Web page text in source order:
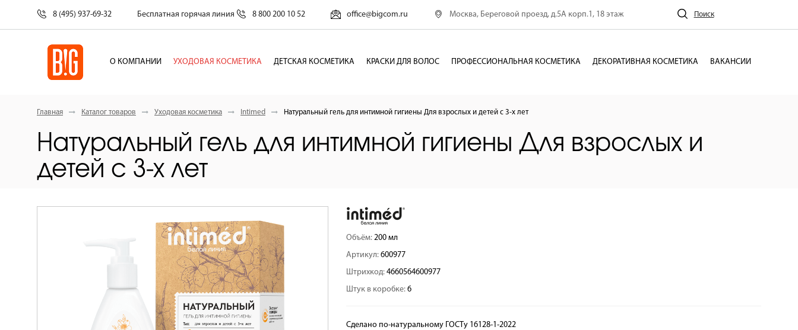
8 (495) 937-69-32 Бесплатная горячая линия 8 800 200 10 52 office@bigcom.ru Москва, Береговой проезд, д.5А корп.1, 18 этаж Поиск
О КОМПАНИИ УХОДОВАЯ КОСМЕТИКА ДЕТСКАЯ КОСМЕТИКА КРАСКИ ДЛЯ ВОЛОС ПРОФЕССИОНАЛЬНАЯ КОСМЕТИКА ДЕКОРАТИВНАЯ КОСМЕТИКА ВАКАНСИИ
Главная Каталог товаров Уходовая косметика Intimed Натуральный гель для интимной гигиены Для взрослых и детей с 3-х лет
Натуральный гель для интимной гигиены Для взрослых и
детей с 3-х лет
Объём: 200 мл
Артикул: 600977
Штрихкод: 4660564600977
Штук в коробке: 6
Сделано по-натуральному ГОСTу 16128-1-2022